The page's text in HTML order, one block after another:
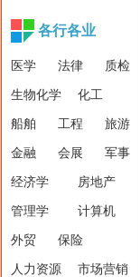
各行各业
医学 法律 质检
生物化学 化工
船舶 工程 旅游
金融 会展 军事
经济学 房地产
管理学 计算机
外贸 保险
人力资源 市场营销